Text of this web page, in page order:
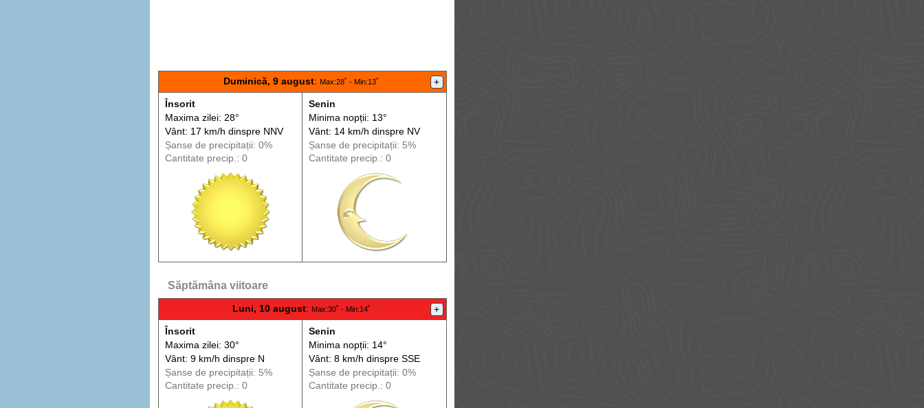
Duminică, 9 august:Max:28˚ - Min:13˚ +
Însorit
Maxima zilei: 28°
Vânt: 17 km/h dinspreNNV
Șanse de precipitații: 0%
Cantitate precip.: 0
Senin
Minima nopții: 13°
Vânt: 14 km/h dinspreNV
Șanse de precipitații: 5%
Cantitate precip.: 0
Săptămâna viitoare
Luni, 10 august: Max:30˚ - Min:14˚ +
Însorit
Maxima zilei: 30°
Vânt: 9 km/h dinspreN
Șanse de precipitații: 5%
Cantitate precip.: 0
Senin
Minima nopții: 14°
Vânt: 8 km/h dinspreSSE
Șanse de precipitații: 0%
Cantitate precip.: 0